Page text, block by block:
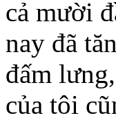
cả mười
nay đã
đấm
của tôi